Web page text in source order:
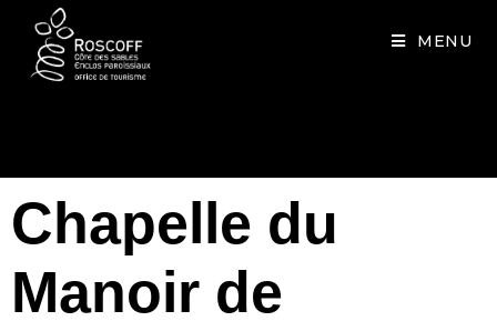
MENU
Chapelle du
Manoir de
Cookies management panel